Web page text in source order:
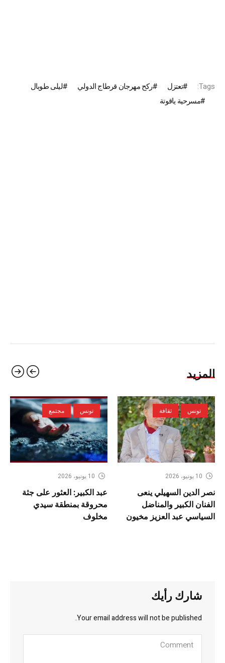
Tags: تعتزل ركح مهرجان قرطاج الدولي
ليلى طوبال
مسرحية ياقوتة
المزيد
تونس ثقافة
10 يونيو، 2026
نصر الدين السهيلي ينعى
الفنان الكبير والمناضل
السياسي عبد العزيز مخيون
تونس مجتمع
10 يونيو، 2026
عبد الكبير: العثور على جثة
محروقة بمنطقة سيدي
مخلوف
شارك رأيك
Your email address will not be published.